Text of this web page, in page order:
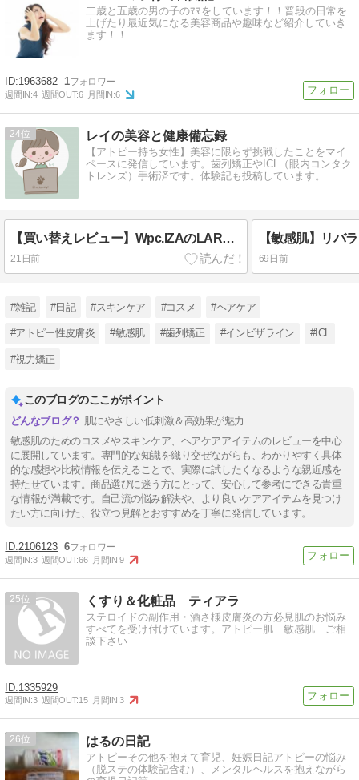
二歳と五歳の男の子のﾏﾏをしています！！普段の日常を
上げたり最近気になる美容商品や趣味など紹介していき
ます！！
1963682 1
週間IN:4 週間OUT:6 月間IN:6
24 レイの美容と健康備忘録
【アトピー持ち女性】美容に限らず挑戦したことをマイ
ペースに発信しています。歯列矯正やICL（眼内コンタク
トレンズ）手術済です。体験記も投稿しています。
【買い替えレビュー】Wpc.IZAのLARGE&HOOKを使用！｜軽量で大きめ晴雨兼用日傘♪
21日前 69日前
#雑記 #日記 #スキンケア #コスメ #ヘアケア
#アトピー性皮膚炎 #敏感肌 #歯列矯正 #インビザライン #ICL
#視力矯正
このブログのここがポイント
肌にやさしい低刺激＆高効果が魅力
敏感肌のためのコスメやスキンケア、ヘアケアアイテムのレビューを中心
に展開しています。専門的な知識を織り交ぜながらも、わかりやすく具体
的な感想や比較情報を伝えることで、実際に試したくなるような親近感を
持たせています。商品選びに迷う方にとって、安心して参考にできる貴重
な情報が満載です。自己流の悩み解決や、より良いケアアイテムを見つけ
たい方に向けた、役立つ見解とおすすめを丁寧に発信しています。
2106123 6
週間IN:3 週間OUT:66 月間IN:9
25 くすり＆化粧品 ティアラ
ステロイドの副作用・酒さ様皮膚炎の方必見肌のお悩み
すべてを受け付けています。アトピー肌 敏感肌 ご相
談下さい
1335929
週間IN:3 週間OUT:15 月間IN:3
26 はるの日記
アトピーその他を抱えて育児、妊娠日記アトピーの悩み
（脱ステの体験記含む）、メンタルヘルスを抱えながら